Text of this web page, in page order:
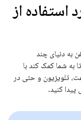
استفاده از
به دنیای چند
به شما کمک کند با
تلویزیون و حتی در
کنید.